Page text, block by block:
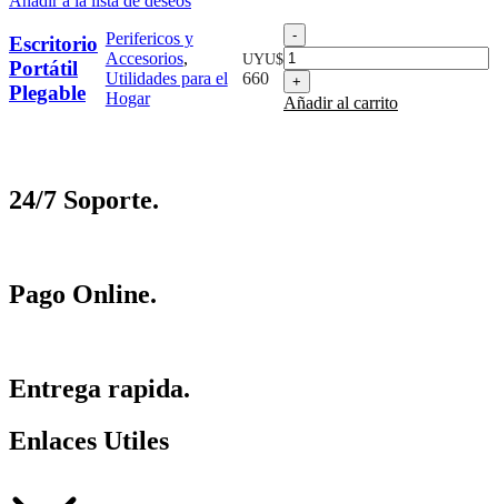
Escritorio
Portátil
Plegable
Perifericos y
Accesorios,
Utilidades para el
Hogar
UYU$
660
Escritorio
Portátil
Plegable
cantidad
Añadir al carrito
24/7 Soporte.
Pago Online.
Entrega rapida.
Enlaces Utiles